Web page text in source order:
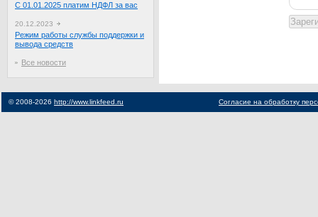
С 01.01.2025 платим НДФЛ за вас
20.12.2023
Режим работы службы поддержки и
вывода средств
Все новости
© 2008-2026 http://www.linkfeed.ru Согласие на обработку